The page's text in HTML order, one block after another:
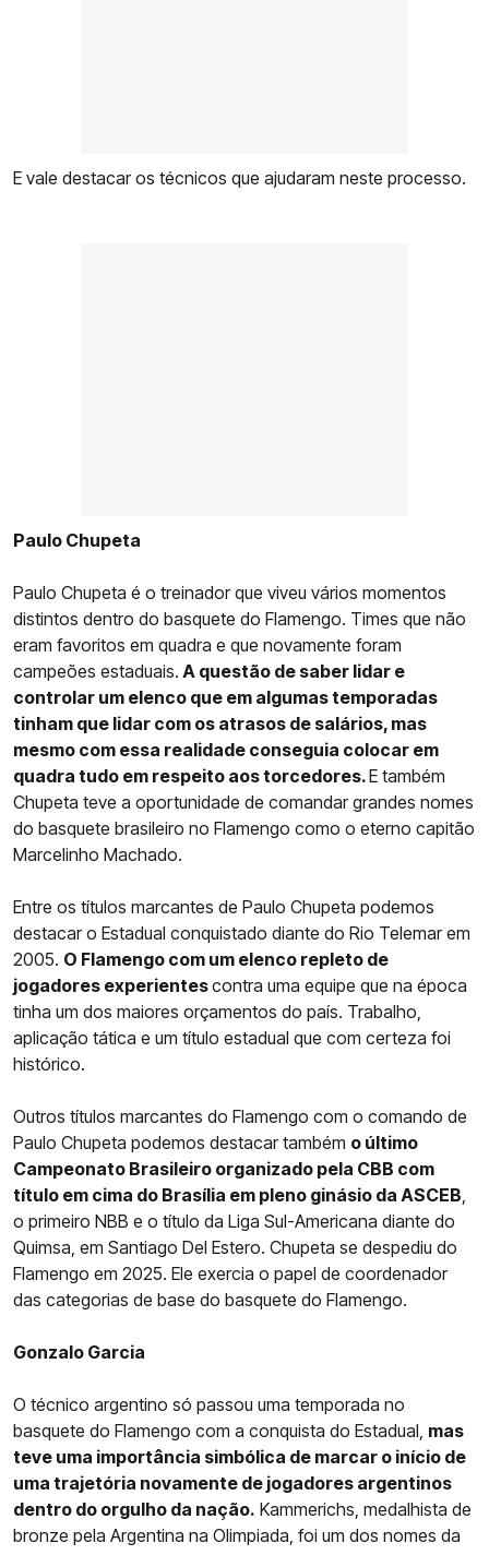
E vale destacar os técnicos que ajudaram neste processo.
Paulo Chupeta
Paulo Chupeta é o treinador que viveu vários momentos
distintos dentro do basquete do Flamengo. Times que não
eram favoritos em quadra e que novamente foram
campeões estaduais. A questão de saber lidar e
controlar um elenco que em algumas temporadas
tinham que lidar com os atrasos de salários, mas
mesmo com essa realidade conseguia colocar em
quadra tudo em respeito aos torcedores.E também
Chupeta teve a oportunidade de comandar grandes nomes
do basquete brasileiro no Flamengo como o eterno capitão
Marcelinho Machado.
Entre os títulos marcantes de Paulo Chupeta podemos
destacar o Estadual conquistado diante do Rio Telemar em
2005. O Flamengo com um elenco repleto de
jogadores experientescontra uma equipe que na época
tinha um dos maiores orçamentos do país. Trabalho,
aplicação tática e um título estadual que com certeza foi
histórico.
Outros títulos marcantes do Flamengo com o comando de
Paulo Chupeta podemos destacar também o último
Campeonato Brasileiro organizado pela CBB com
título em cima do Brasília em pleno ginásio da ASCEB
o primeiro NBB e o título da Liga Sul-Americana diante do
Quimsa, em Santiago Del Estero. Chupeta se despediu do
Flamengo em 2025. Ele exercia o papel de coordenador
das categorias de base do basquete do Flamengo.
Gonzalo Garcia
O técnico argentino só passou uma temporada no
basquete do Flamengo com a conquista do Estadual, mas
teve uma importância simbólica de marcar o início de
uma trajetória novamente de jogadores argentinos
dentro do orgulho da nação. Kammerichs, medalhista de
bronze pela Argentina na Olimpiada, foi um dos nomes da